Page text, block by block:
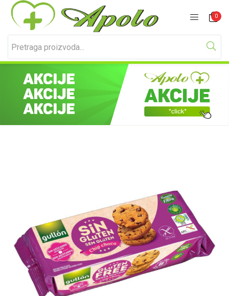
0
Prijavite se Registracija
Unesite svoje korisničko ime i lozinku za prijavu.
Izgubljena lozinka?